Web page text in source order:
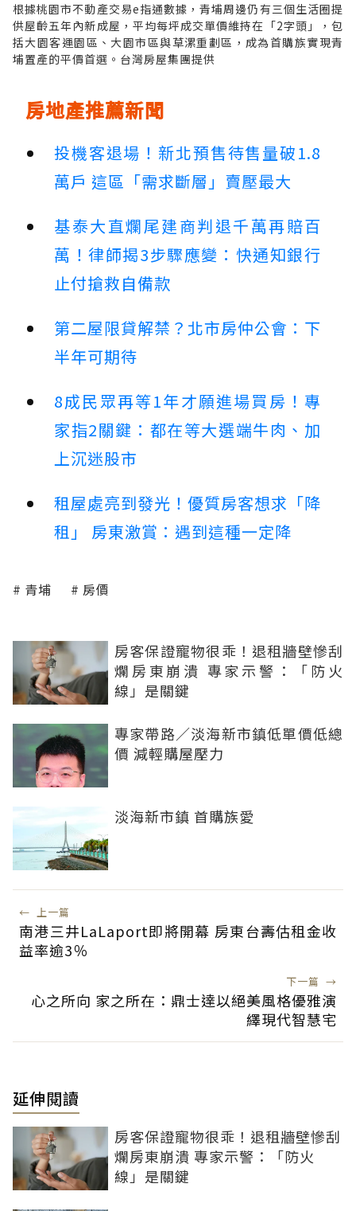
根據桃園市不動產交易e指通數據，青埔周邊仍有三個生活圈提
供屋齡五年內新成屋，平均每坪成交單價維持在「2字頭」，包
括大園客運園區、大園市區與草漯重劃區，成為首購族實現青
埔置產的平價首選。台灣房屋集團提供
房地產推薦新聞
投機客退場！新北預售待售量破1.8
萬戶 這區「需求斷層」賣壓最大
基泰大直爛尾建商判退千萬再賠百
萬！律師揭3步驟應變：快通知銀行
止付搶救自備款
第二屋限貸解禁？北市房仲公會：下
半年可期待
8成民眾再等1年才願進場買房！專
家指2關鍵：都在等大選端牛肉、加
上沉迷股市
租屋處亮到發光！優質房客想求「降
租」 房東激賞：遇到這種一定降
青埔 房價
房客保證寵物很乖！退租牆壁慘刮
爛房東崩潰 專家示警：「防火
線」是關鍵
專家帶路／淡海新市鎮低單價低總
價 減輕購屋壓力
淡海新市鎮 首購族愛
← 上一篇
南港三井LaLaport即將開幕 房東台壽估租金收
益率逾3％
下一篇 →
心之所向 家之所在：鼎士達以絕美風格優雅演
繹現代智慧宅
延伸閱讀
房客保證寵物很乖！退租牆壁慘刮
爛房東崩潰 專家示警：「防火
線」是關鍵